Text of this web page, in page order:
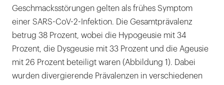
Geschmacksstörungen gelten als frühes Symptom
einer SARS-CoV-2-Infektion. Die Gesamtprävalenz
betrug 38 Prozent, wobei die Hypogeusie mit 34
Prozent, die Dysgeusie mit 33 Prozent und die Ageusie
mit 26 Prozent beteiligt waren (Abbildung 1). Dabei
wurden divergierende Prävalenzen in verschiedenen